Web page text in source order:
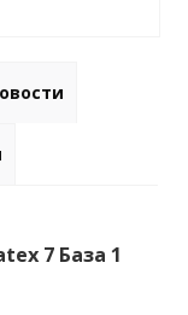
7 База 1